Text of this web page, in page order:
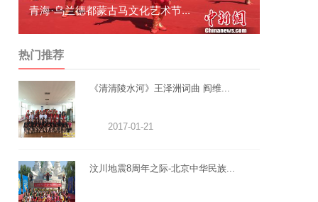
通道举行“祭萨”活动 万名游客...
热门推荐
《清清陵水河》王泽洲词曲 阎维...
2017-01-21
汶川地震8周年之际-北京中华民族...